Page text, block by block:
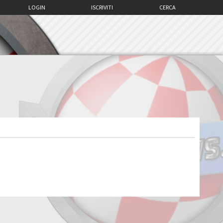
CERCA
ISCRIVITI
LOGIN